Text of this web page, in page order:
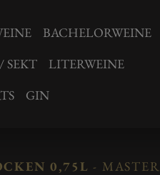
BACHELORWEINE
SEKT
LITERWEINE
GIN
0,75L- MASTER